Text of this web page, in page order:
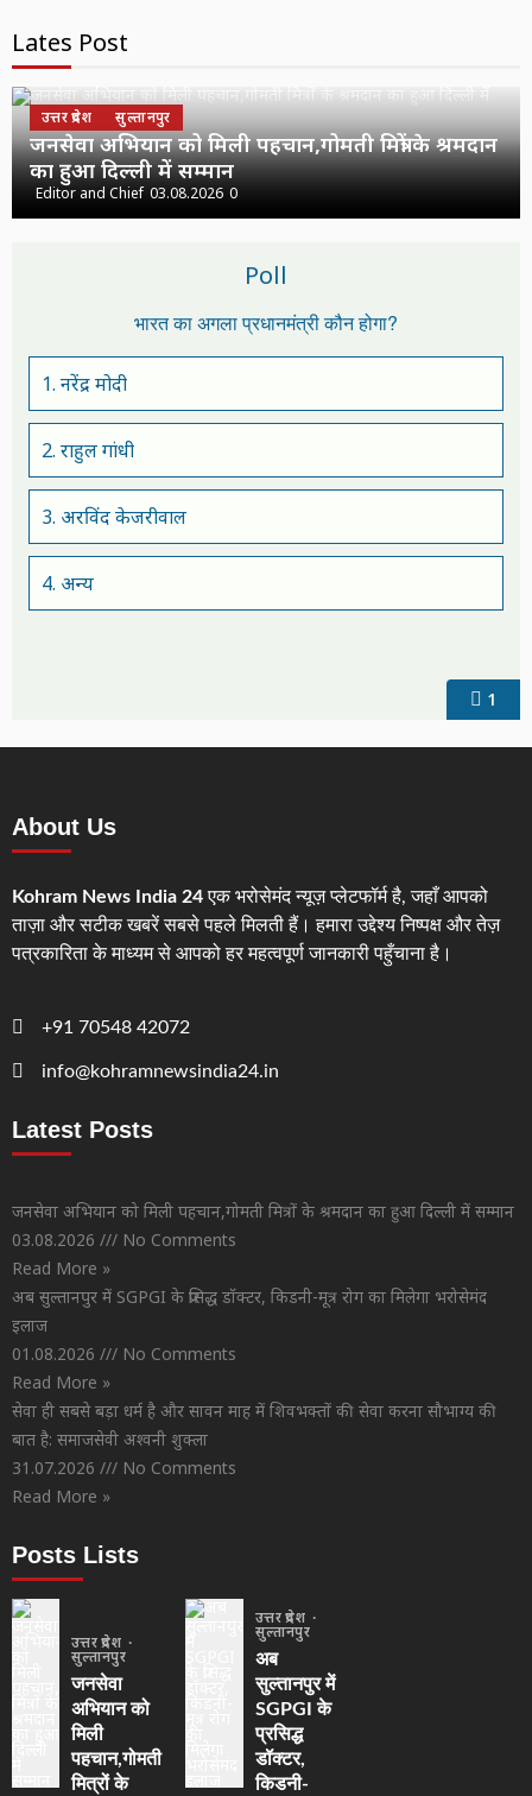
Lates Post
उत्तर प्रदेश सुल्तानपुर
जनसेवा अभियान को मिली पहचान,गोमती मित्रों के श्रमदान
का हुआ दिल्ली में सम्मान
Editor and Chief 03.08.2026 0
1
Poll
भारत का अगला प्रधानमंत्री कौन होगा?
1. नरेंद्र मोदी
2. राहुल गांधी
3. अरविंद केजरीवाल
4. अन्य
About Us
Kohram News India 24एक भरोसेमंद न्यूज़ प्लेटफॉर्म है, जहाँ आपको
ताज़ा और सटीक खबरें सबसे पहले मिलती हैं। हमारा उद्देश्य निष्पक्ष और तेज़
पत्रकारिता के माध्यम से आपको हर महत्वपूर्ण जानकारी पहुँचाना है।
+91 70548 42072
info@kohramnewsindia24.in
Latest Posts
जनसेवा अभियान को मिली पहचान,गोमती मित्रों के श्रमदान का हुआ दिल्ली में सम्मान
03.08.2026
No Comments
Read More »
अब सुल्तानपुर में SGPGI के प्रसिद्ध डॉक्टर, किडनी-मूत्र रोग का मिलेगा भरोसेमंद
इलाज
01.08.2026
No Comments
Read More »
सेवा ही सबसे बड़ा धर्म है और सावन माह में शिवभक्तों की सेवा करना सौभाग्य की
बात है: समाजसेवी अश्वनी शुक्ला
31.07.2026
No Comments
Read More »
Posts Lists
उत्तर प्रदेश
सुल्तानपुर
जनसेवा
अभियान को
मिली
पहचान,गोमती
मित्रों के
उत्तर प्रदेश
सुल्तानपुर
अब
सुल्तानपुर में
SGPGI के
प्रसिद्ध
डॉक्टर,
किडनी-